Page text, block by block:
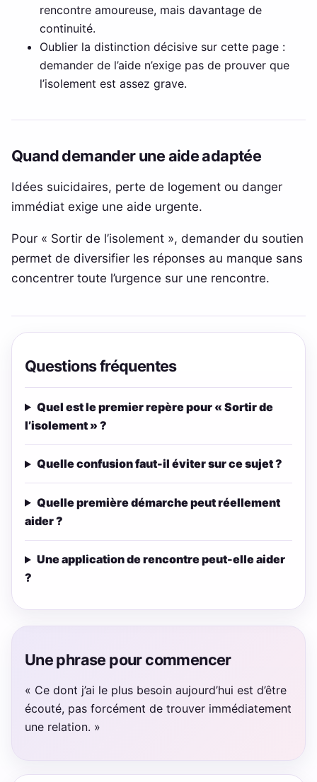
rencontre amoureuse, mais davantage de
continuité.
Oublier la distinction décisive sur cette page :
demander de l’aide n’exige pas de prouver que
l’isolement est assez grave.
Quand demander une aide adaptée
Idées suicidaires, perte de logement ou danger
immédiat exige une aide urgente.
Pour « Sortir de l’isolement », demander du soutien
permet de diversifier les réponses au manque sans
concentrer toute l’urgence sur une rencontre.
Questions fréquentes
Quel est le premier repère pour « Sortir de
l’isolement » ?
Quelle confusion faut-il éviter sur ce sujet ?
Quelle première démarche peut réellement
aider ?
Une application de rencontre peut-elle aider
?
Une phrase pour commencer
« Ce dont j’ai le plus besoin aujourd’hui est d’être
écouté, pas forcément de trouver immédiatement
une relation. »